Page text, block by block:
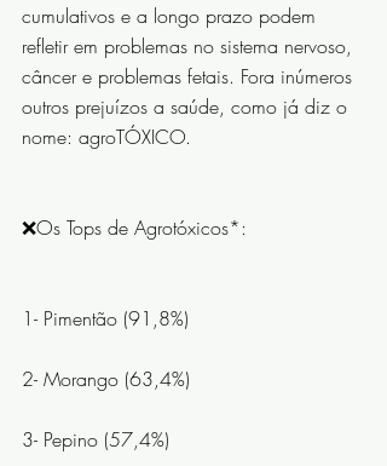
cumulativos e a longo prazo podem
refletir em problemas no sistema nervoso,
câncer e problemas fetais. Fora inúmeros
outros prejuízos a saúde, como já diz o
nome: agroTÓXICO.
❌Os Tops de Agrotóxicos*:
1- Pimentão (91,8%)
2- Morango (63,4%)
3- Pepino (57,4%)